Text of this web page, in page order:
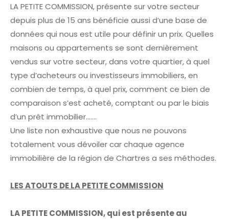
LA PETITE COMMISSION, présente sur votre secteur
depuis plus de 15 ans bénéficie aussi d’une base de
données qui nous est utile pour définir un prix. Quelles
maisons ou appartements se sont dernièrement
vendus sur votre secteur, dans votre quartier, à quel
type d’acheteurs ou investisseurs immobiliers, en
combien de temps, à quel prix, comment ce bien de
comparaison s’est acheté, comptant ou par le biais
d’un prêt immobilier…….
Une liste non exhaustive que nous ne pouvons
totalement vous dévoiler car chaque agence
immobilière de la région de Chartres a ses méthodes.
LES ATOUTS DE LA PETITE COMMISSION
LA PETITE COMMISSION, qui est présente au